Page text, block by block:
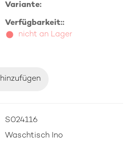
Variante:
Verfügbarkeit::
nicht an Lager
S024116
Waschtisch Ino